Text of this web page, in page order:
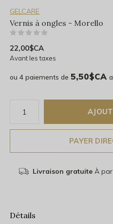
GELCARE
Vernis à ongles - Morello
22,00$CA
Avant les taxes
ou 4 paiements de 5,50$CA
PAYER
Livraison gratuiteÀ
Détails